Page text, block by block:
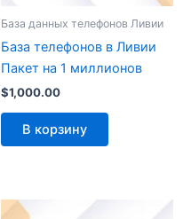
База данных телефонов Ливии
База телефонов в Ливии
Пакет на 1 миллионов
$1,000.00
В корзину